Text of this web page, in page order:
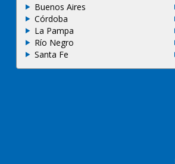
Buenos Aires
Córdoba
La Pampa
Río Negro
Santa Fe